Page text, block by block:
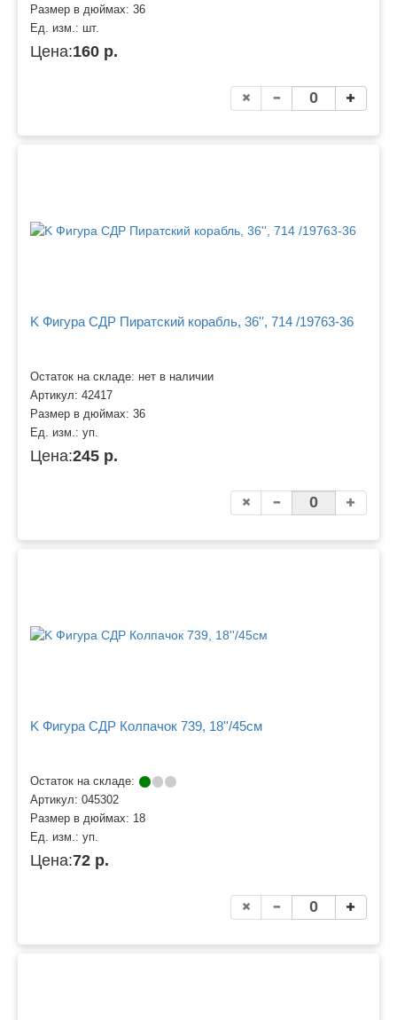
Размер в дюймах: 36
Ед. изм.: шт.
Цена:160 р.
K Фигура СДР Пиратский корабль, 36'', 714 /19763-36
Остаток на складе: нет в наличии
Артикул: 42417
Размер в дюймах: 36
Ед. изм.: уп.
Цена:245 р.
K Фигура СДР Колпачок 739, 18''/45см
Остаток на складе:
Артикул: 045302
Размер в дюймах: 18
Ед. изм.: уп.
Цена:72 р.